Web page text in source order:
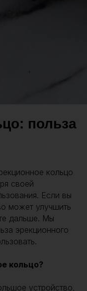
польза
кольцо
своей
Если вы
может улучшить
дальше. Мы
эрекционного
кольцо?
устройство,